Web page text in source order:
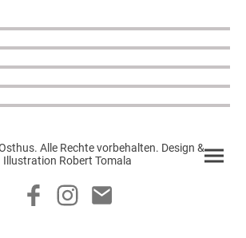
Alle Rechte vorbehalten. Design &
Illustration Robert Tomala